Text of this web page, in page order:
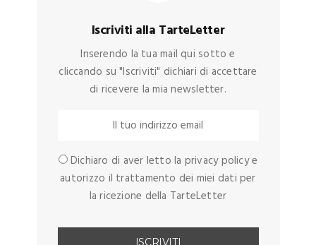
Iscriviti alla TarteLetter
Inserendo la tua mail qui sotto e
cliccando su "Iscriviti" dichiari di accettare
di ricevere la mia newsletter.
Dichiaro di aver letto la privacy policy e
autorizzo il trattamento dei miei dati per
la ricezione della TarteLetter